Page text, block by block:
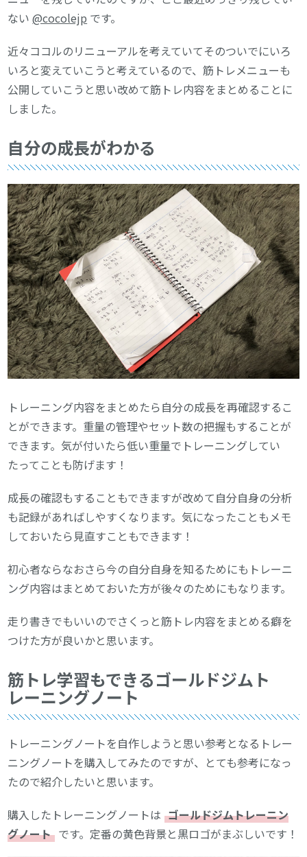
ない@cocolejp です。
近々ココルのリニューアルを考えていてそのついでにいろ
いろと変えていこうと考えているので、筋トレメニューも
公開していこうと思い改めて筋トレ内容をまとめることに
しました。
自分の成長がわかる
トレーニング内容をまとめたら自分の成長を再確認するこ
とができます。重量の管理やセット数の把握もすることが
できます。気が付いたら低い重量でトレーニングしてい
たってことも防げます！
成長の確認もすることもできますが改めて自分自身の分析
も記録があればしやすくなります。気になったこともメモ
しておいたら見直すこともできます！
初心者ならなおさら今の自分自身を知るためにもトレーニ
ング内容はまとめておいた方が後々のためにもなります。
走り書きでもいいのでさくっと筋トレ内容をまとめる癖を
つけた方が良いかと思います。
筋トレ学習もできるゴールドジムト
レーニングノート
トレーニングノートを自作しようと思い参考となるトレー
ニングノートを購入してみたのですが、とても参考になっ
たので紹介したいと思います。
購入したトレーニングノートは ゴールドジムトレーニン
グノート です。定番の黄色背景と黒ロゴがまぶしいです！